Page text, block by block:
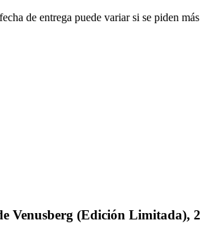
de entrega puede variar si se piden
Venusberg (Edición Limitada),